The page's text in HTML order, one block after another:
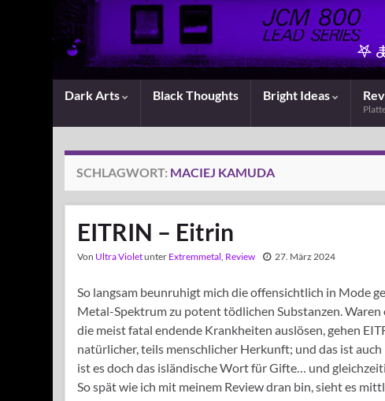
𖤐
Dark Arts Black Thoughts Bright Ideas
SCHLAGWORT: MACIEJ KAMUDA
EITRIN – Eitrin
Von Ultra Violetunter Extremmetal, Review 27. März 2024
So langsam beunruhigt mich die offensichtlich in Mode
Metal-Spektrum zu potent tödlichen Substanzen.
die meist fatal endende Krankheiten auslösen, gehen
natürlicher, teils menschlicher Herkunft; und das ist
ist es doch das isländische Wort für Gifte… und
So spät wie ich mit meinem Review dran bin, sieht es